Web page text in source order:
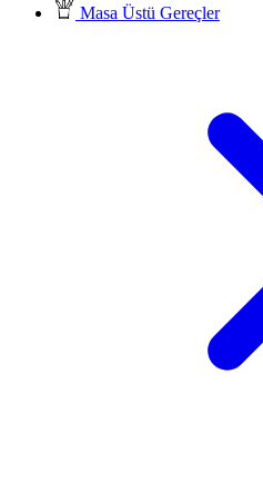
Masa Üstü Gereçler